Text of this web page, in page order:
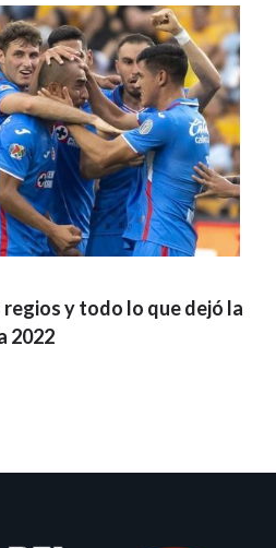
y todo lo que dejó la
2022